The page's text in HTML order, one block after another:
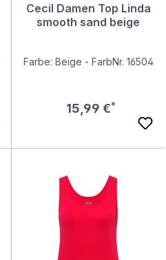
Cecil Damen Top Linda
smooth sand beige
Farbe: Beige - FarbNr. 16504
Regulärer Preis:
15,99 €